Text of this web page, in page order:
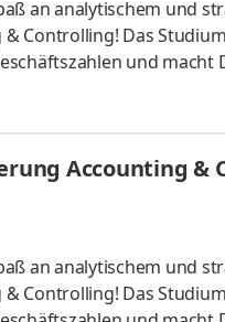
an analytischem und
Controlling! Das
und macht
starten – direkt
Unternehmen in
absolvierst ein
Study Guides und
Accounting
an analytischem und
Controlling! Das